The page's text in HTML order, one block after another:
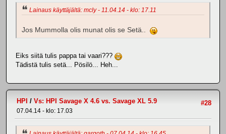
Lainaus käyttäjältä: mcly - 11.04.14 - klo: 17.11
Jos Mummolla olis munat olis se Setä..
Eiks siitä tulis pappa tai vaari???
Tädistä tulis setä... Pösilö... Heh...
#28
HPI / Vs: HPI Savage X 4.6 vs. Savage XL 5.9
07.04.14 - klo: 17.03